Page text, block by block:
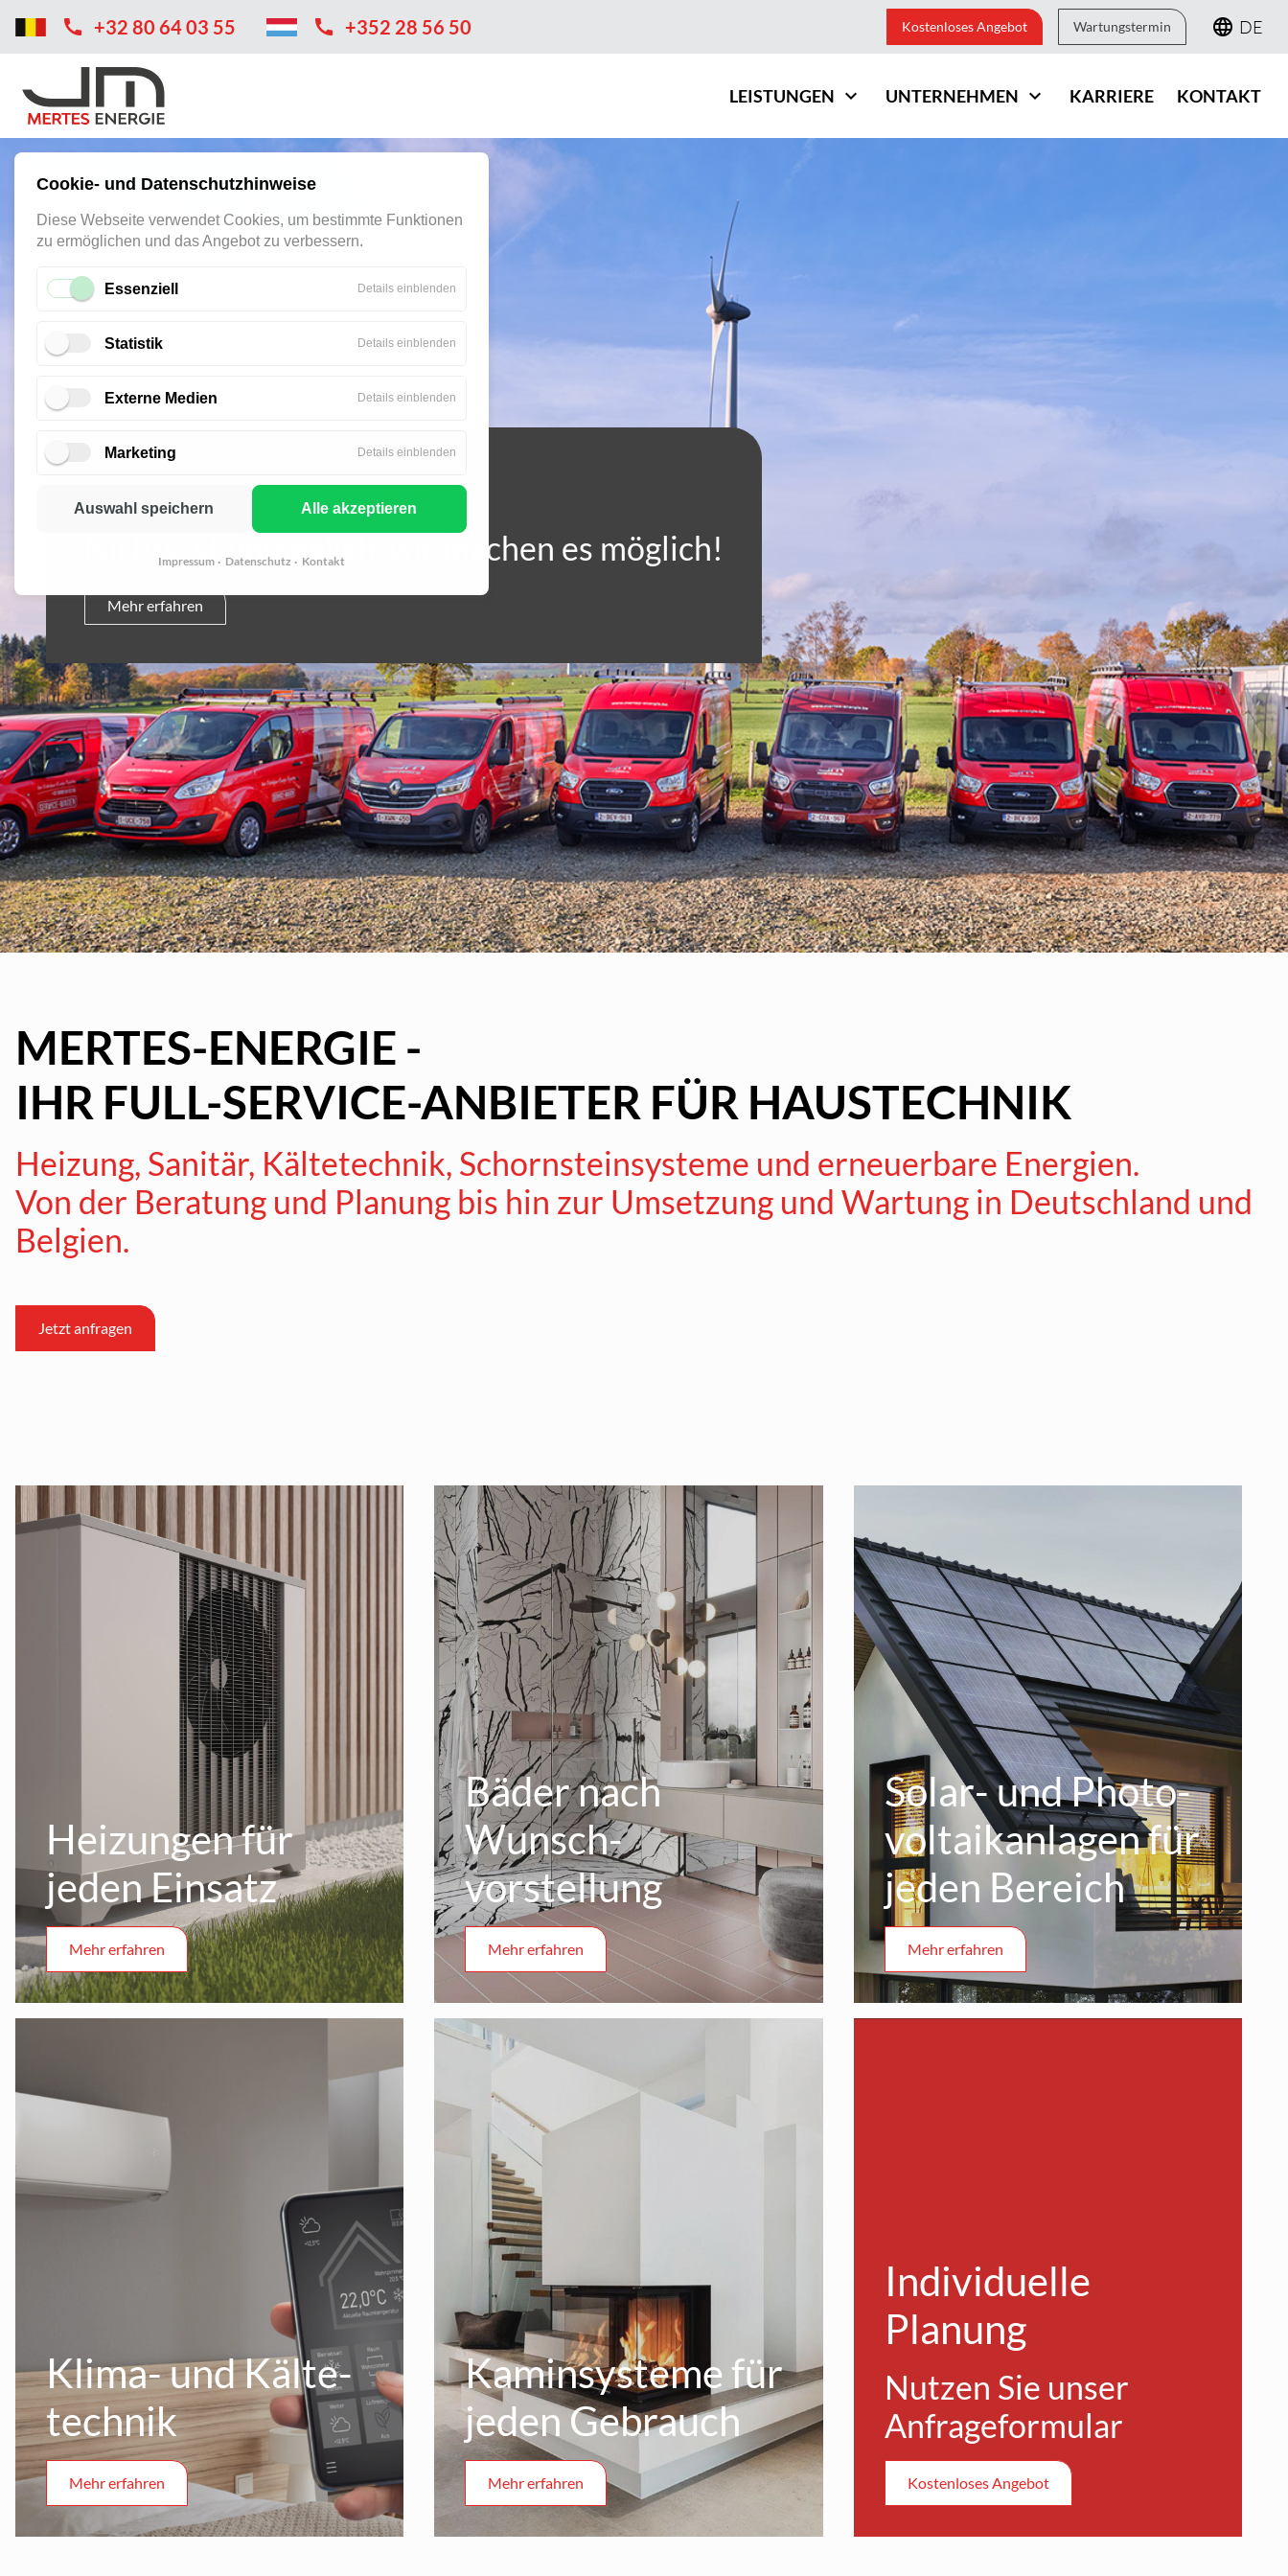
Cookie- und Datenschutzhinweise
Diese Webseite verwendet Cookies, um bestimmte Funktionen
zu ermöglichen und das Angebot zu verbessern.
Essenziell Details einblenden
Statistik Details einblenden
Externe Medien Details einblenden
Marketing Details einblenden
Auswahl speichern Alle akzeptieren
Impressum Datenschutz Kontakt
+32 80 64 03 55 +352 28 56 50 Kostenloses Angebot Wartungstermin DE
LEISTUNGEN
UNTERNEHMEN KARRIERE KONTAKT
Mertes Energie GmbH
Nichts ist unmöglich, wir machen es möglich!
Mehr erfahren
MERTES-ENERGIE -
IHR FULL-SERVICE-ANBIETER FÜR HAUSTECHNIK
Heizung, Sanitär, Kältetechnik, Schornsteinsysteme und erneuerbare Energien.
Von der Beratung und Planung bis hin zur Umsetzung und Wartung in Deutschland und
Belgien.
Jetzt anfragen
Heizungen für
jeden Einsatz
Mehr erfahren
Bäder nach
Wunsch­
vorstellung
Mehr erfahren
Solar- und Photo­
voltaik­anlagen für
jeden Bereich
Mehr erfahren
Klima- und Kälte­
technik
Mehr erfahren
Kamin­systeme für
jeden Gebrauch
Mehr erfahren
Individuelle
Planung
Nutzen Sie unser
Anfrage­formular
Kostenloses Angebot